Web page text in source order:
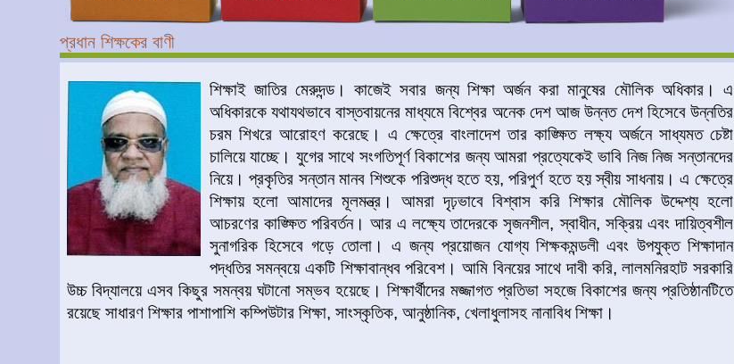
প্রধান শিক্ষকের বাণী
শিক্ষাই জাতির মেরুদন্ড। কাজেই সবার জন্য শিক্ষা অর্জন করা মানুষের মৌলিক অধিকার। এ
অধিকারকে যথাযথভাবে বাস্তবায়নের মাধ্যমে বিশ্বের অনেক দেশ আজ উন্নত দেশ হিসেবে উন্নতির
চরম শিখরে আরোহণ করেছে। এ ক্ষেত্রে বাংলাদেশ তার কাঙ্ক্ষিত লক্ষ্য অর্জনে সাধ্যমত চেষ্টা
চালিয়ে যাচ্ছে। যুগের সাথে সংগতিপূর্ণ বিকাশের জন্য আমরা প্রত্যেকেই ভাবি নিজ নিজ সন্তানদের
নিয়ে। প্রকৃতির সন্তান মানব শিশুকে পরিশুদ্ধ হতে হয়, পরিপুর্ণ হতে হয় স্বীয় সাধনায়। এ ক্ষেত্রে
শিক্ষায় হলো আমাদের মূলমন্ত্র। আমরা দৃঢ়ভাবে বিশ্বাস করি শিক্ষার মৌলিক উদ্দেশ্য হলো
আচরণের কাঙ্ক্ষিত পরিবর্তন। আর এ লক্ষ্যে তাদেরকে সৃজনশীল, স্বাধীন, সক্রিয় এবং দায়িত্বশীল
সুনাগরিক হিসেবে গড়ে তোলা। এ জন্য প্রয়োজন যোগ্য শিক্ষকমন্ডলী এবং উপযুক্ত শিক্ষাদান
পদ্ধতির সমন্বয়ে একটি শিক্ষাবান্ধব পরিবেশ। আমি বিনয়ের সাথে দাবী করি, লালমনিরহাট সরকারি
উচ্চ বিদ্যালয়ে এসব কিছুর সমন্বয় ঘটানো সম্ভব হয়েছে। শিক্ষার্থীদের মজ্জাগত প্রতিভা সহজে বিকাশের জন্য প্রতিষ্ঠানটিতে
রয়েছে সাধারণ শিক্ষার পাশাপাশি কম্পিউটার শিক্ষা, সাংস্কৃতিক, আনুষ্ঠানিক, খেলাধুলাসহ নানাবিধ শিক্ষা।